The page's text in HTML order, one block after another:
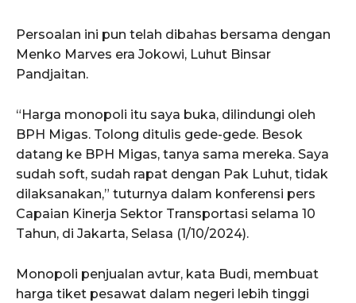
Persoalan ini pun telah dibahas bersama dengan
Menko Marves era Jokowi, Luhut Binsar
Pandjaitan.
“Harga monopoli itu saya buka, dilindungi oleh
BPH Migas. Tolong ditulis gede-gede. Besok
datang ke BPH Migas, tanya sama mereka. Saya
sudah soft, sudah rapat dengan Pak Luhut, tidak
dilaksanakan,” tuturnya dalam konferensi pers
Capaian Kinerja Sektor Transportasi selama 10
Tahun, di Jakarta, Selasa (1/10/2024).
Monopoli penjualan avtur, kata Budi, membuat
harga tiket pesawat dalam negeri lebih tinggi